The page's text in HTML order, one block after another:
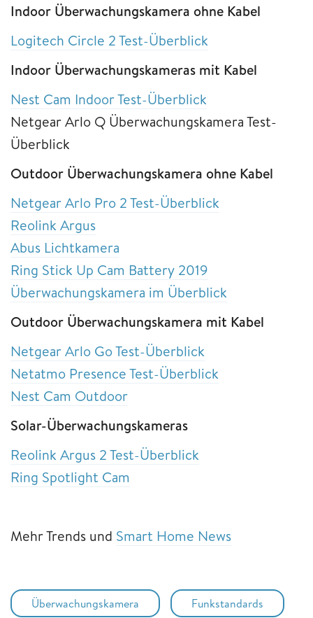
Indoor Überwachungskamera ohne Kabel
Logitech Circle 2 Test-Überblick
Indoor Überwachungskameras mit Kabel
Nest Cam Indoor Test-Überblick
Netgear Arlo Q Überwachungskamera Test-
Überblick
Outdoor Überwachungskamera ohne Kabel
Netgear Arlo Pro 2 Test-Überblick
Reolink Argus
Abus Lichtkamera
Ring Stick Up Cam Battery 2019
Überwachungskamera im Überblick
Outdoor Überwachungskamera mit Kabel
Netgear Arlo Go Test-Überblick
Netatmo Presence Test-Überblick
Nest Cam Outdoor
Solar-Überwachungskameras
Reolink Argus 2 Test-Überblick
Ring Spotlight Cam
Mehr Trends und Smart Home News
Überwachungskamera Funkstandards